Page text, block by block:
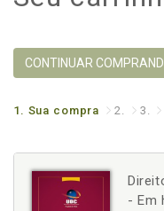
CONTINUAR
1. Sua compra 2. 3.
- Em